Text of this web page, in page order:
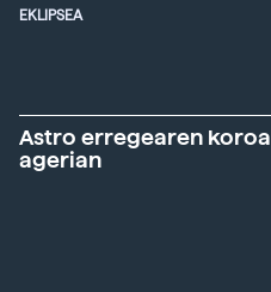
EKLIPSEA
Astro erregearen koroa
agerian